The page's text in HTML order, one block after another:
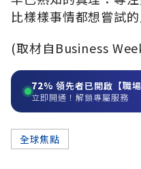
比樣樣事情都想嘗試
(取材自Business
72% 領先者已開啟【職場
立即開通！解鎖專屬服務
全球焦點